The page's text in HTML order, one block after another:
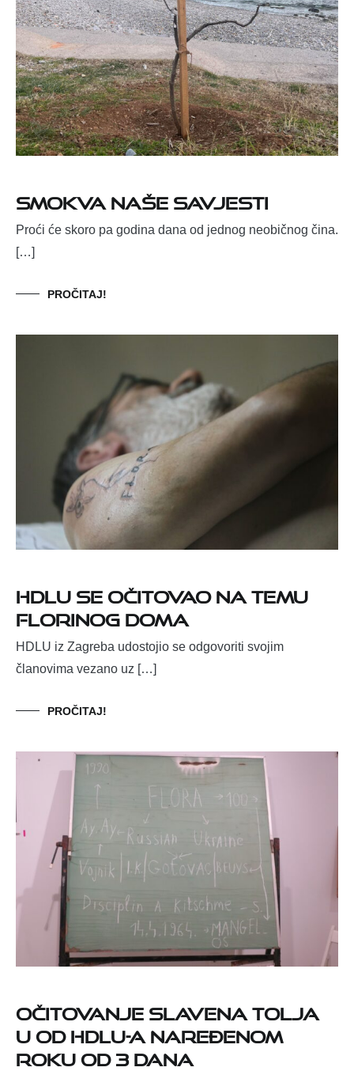
SMOKVA NAŠE SAVJESTI
Proći će skoro pa godina dana od jednog neobičnog čina.
[…]
PROČITAJ!
HDLU se očitovao na temu
Florinog doma
HDLU iz Zagreba udostojio se odgovoriti svojim
članovima vezano uz […]
PROČITAJ!
Očitovanje Slavena Tolja
u od HDLU-a naređenom
roku od 3 dana